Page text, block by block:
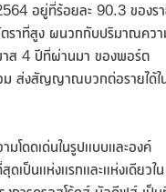
อยู่ที่ร้อยละ 90.3 ของร
อัตราที่สูง ผนวกกับปริมาณคว
มาส 4 ปีที่ผ่านมา ของพอร์ต
วม ส่งสัญญาณบวกต่อรายได้ใ
มโดดเด่นในรูปแบบและองค์
เป็นแห่งแรกและแห่งเดียวใน